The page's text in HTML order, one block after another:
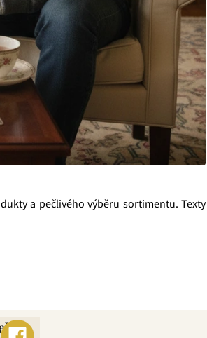
a pečlivého výběru sortimentu. Texty